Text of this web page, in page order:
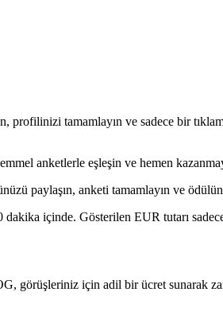
tamamlayın ve sadece bir
anketlerle eşleşin ve hemen
paylaşın, anketi tamamlayın ve
içinde. Gösterilen EUR tutarı
görüşleriniz için adil bir ücret sunarak